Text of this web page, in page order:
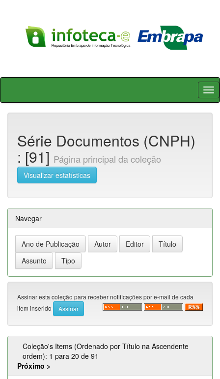
Skip
Série Documentos (CNPH)
: [91] Página principal da coleção
Visualizar estatísticas
Navegar
Assinar esta coleção para receber notificações por e-mail de cada
item inserido
Coleção's Items (Ordenado por Título na Ascendente
ordem): 1 para 20 de 91
Próximo >